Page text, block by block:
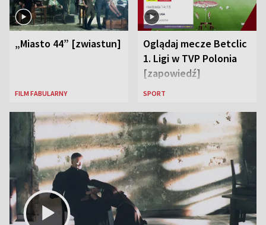
„Miasto 44” [zwiastun]
FILM FABULARNY
Oglądaj mecze Betclic
1. Ligi w TVP Polonia
[zapowiedź]
SPORT